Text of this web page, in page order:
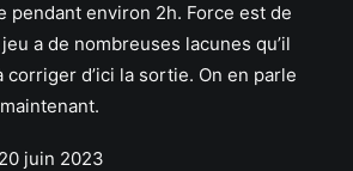
pendant environ 2h. Force est de
a de nombreuses lacunes qu’il
d’ici la sortie. On en parle
juin 2023